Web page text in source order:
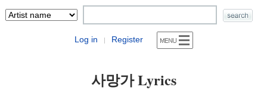
Log in | Register
사망가 Lyrics